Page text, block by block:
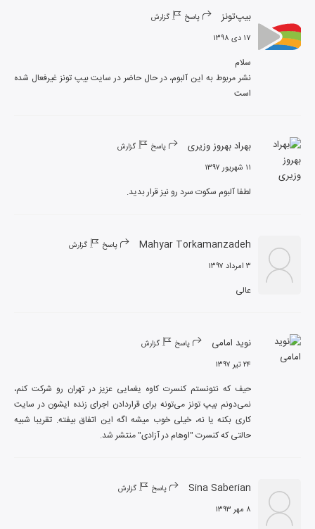
بیپ‌تونز پاسخ گزارش
۱۷ دی ۱۳۹۸
است
بهراد بهروز وزیری پاسخ گزارش
۱۱ شهریور ۱۳۹۷
لطفا آلبوم سکوت سرد رو نیز قرار بدید.
Mahyar Torkamanzadeh پاسخ گزارش
۳ امرداد ۱۳۹۷
عالی
نوید امامی پاسخ گزارش
۲۴ تیر ۱۳۹۷
نمی‌دونم بیپ تونز می‌تونه برای قراردادن اجرای زنده ایشون در سایت
کاری بکنه یا نه، خیلی خوب میشه اگه این اتفاق بیفته. تقریبا شبیه
حالتی که کنسرت "اوهام در آزادی" منتشر شد.
Sina Saberian پاسخ گزارش
۸ مهر ۱۳۹۳